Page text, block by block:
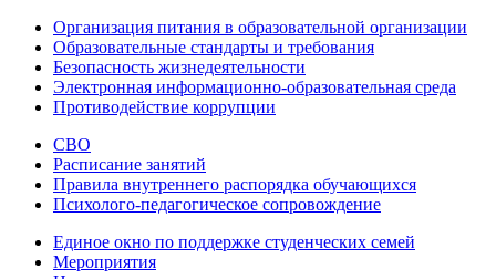
Организация питания в образовательной организации
Образовательные стандарты и требования
Безопасность жизнедеятельности
Электронная информационно-образовательная среда
Противодействие коррупции
СВО
Расписание занятий
Правила внутреннего распорядка обучающихся
Психолого-педагогическое сопровождение
Единое окно по поддержке студенческих семей
Мероприятия